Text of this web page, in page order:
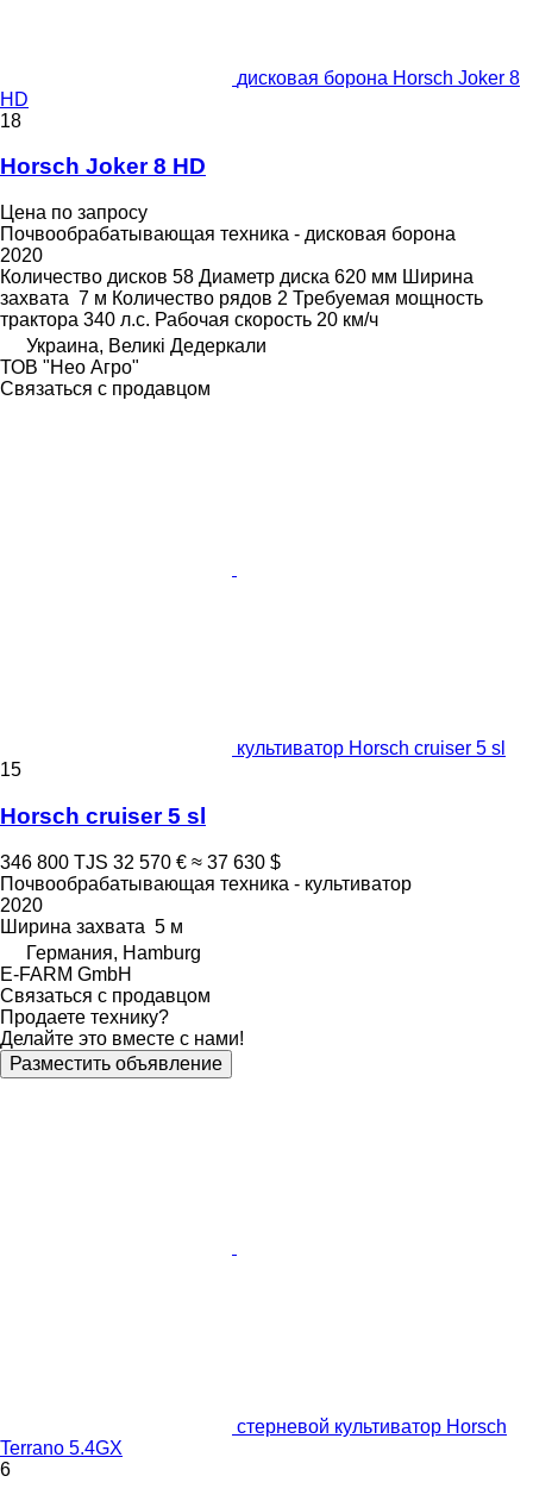
дисковая борона Horsch Joker 8
HD
18
Horsch Joker 8 HD
Цена по запросу
Почвообрабатывающая техника - дисковая борона
2020
Количество дисков 58 Диаметр диска 620 мм Ширина
захвата 7 м Количество рядов 2 Требуемая мощность
трактора 340 л.с. Рабочая скорость 20 км/ч
Украина, Великі Дедеркали
ТОВ "Нео Агро"
Связаться с продавцом
культиватор Horsch cruiser 5 sl
15
Horsch cruiser 5 sl
346 800 TJS 32 570 € ≈ 37 630 $
Почвообрабатывающая техника - культиватор
2020
Ширина захвата 5 м
Германия, Hamburg
E-FARM GmbH
Связаться с продавцом
Продаете технику?
Делайте это вместе с нами!
Разместить объявление
стерневой культиватор Horsch
Terrano 5.4GX
6